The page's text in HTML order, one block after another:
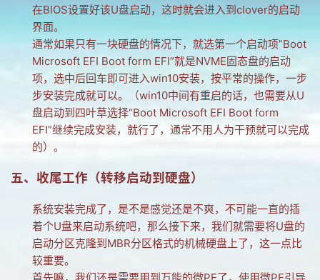
在BIOS设置好该U盘启动，这时就会进入到clover的启动
界面。
通常如果只有一块硬盘的情况下，就选第一个启动项”Boot
Microsoft EFI Boot form EFI”就是NVME固态盘的启动
项，选中后回车即可进入win10安装，按平常的操作，一步
步安装完成就可以。（win10中间有重启的话，也需要从U
盘启动到四叶草选择“Boot Microsoft EFI Boot form
EFI”继续完成安装，就行了，通常不用人为干预就可以完成
的）。
五、收尾工作（转移启动到硬盘）
系统安装完成了，是不是感觉还是不爽，不可能一直的插
着个U盘来启动系统吧，那么接下来，我们就需要将U盘的
启动分区克隆到MBR分区格式的机械硬盘上了，这一点比
较重要。